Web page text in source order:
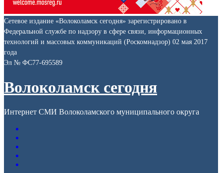
Сетевое издание «Волоколамск сегодня» зарегистрировано в
Федеральной службе по надзору в сфере связи, информационных
технологий и массовых коммуникаций (Роскомнадзор) 02 мая 2017
года
Эл № ФС77-695589
Волоколамск сегодня
Интернет СМИ Волоколамского муниципального округа